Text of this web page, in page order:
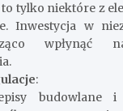
tylko niektóre z
Inwestycja w
wpłynąć
:
budowlane i